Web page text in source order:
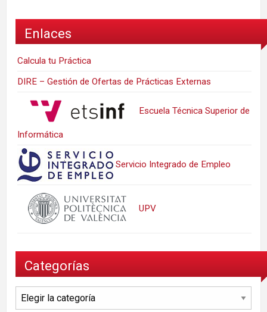
Enlaces
Calcula tu Práctica
DIRE – Gestión de Ofertas de Prácticas Externas
Escuela Técnica Superior de
Informática
Servicio Integrado de Empleo
UPV
Categorías
Categorías